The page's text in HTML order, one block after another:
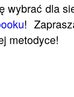
wybrać dla
!
metodyce!